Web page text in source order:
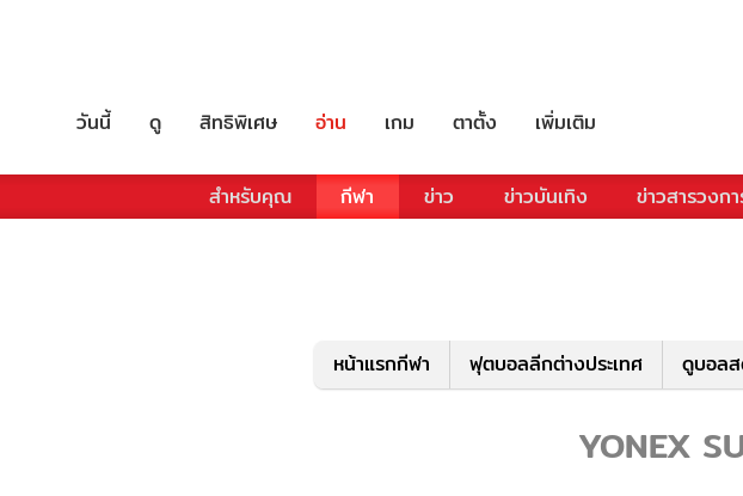
วันนี้ ดู สิทธิพิเศษ อ่าน เกม ตาตั้ง เพิ่มเติม
สำหรับคุณ กีฬา ข่าว ข่าวบันเทิง ข่าวสารวงก
หน้าแรกกีฬา ฟุตบอลลีกต่างประเทศ ดูบอล
YONEX